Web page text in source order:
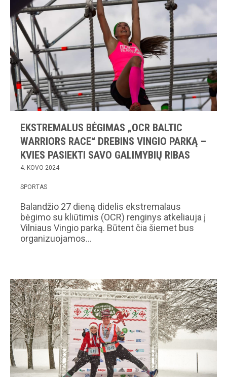
EKSTREMALUS BĖGIMAS „OCR BALTIC
WARRIORS RACE“ DREBINS VINGIO PARKĄ –
KVIES PASIEKTI SAVO GALIMYBIŲ RIBAS
4. KOVO 2024
SPORTAS
Balandžio 27 dieną didelis ekstremalaus
bėgimo su kliūtimis (OCR) renginys atkeliauja į
Vilniaus Vingio parką. Būtent čia šiemet bus
organizuojamos…